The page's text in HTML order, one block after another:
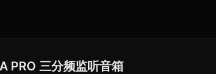
PRO 三分频监听音箱